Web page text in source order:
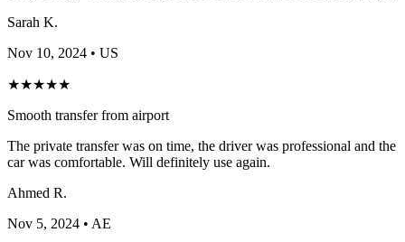
Sarah K.
Nov 10, 2024 • US
★★★★★
Smooth transfer from airport
The private transfer was on time, the driver was professional and the
car was comfortable. Will definitely use again.
Ahmed R.
Nov 5, 2024 • AE